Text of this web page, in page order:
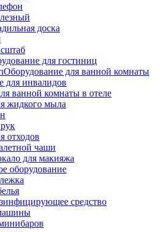
доска
для гостиниц
Оборудование для ванной комнаты
для инвалидов
ванной комнаты в отеле
жидкого мыла
отходов
чаши
для макияжа
оборудование
средство